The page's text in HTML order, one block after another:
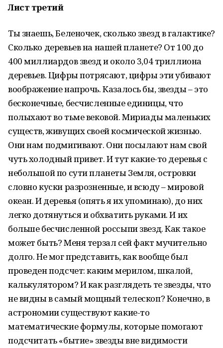
Лист третий
Ты знаешь, Беленочек, сколько звезд в галактике?
Сколько деревьев на нашей планете? От 100 до
400 миллиардов звезд и около 3,04 триллиона
деревьев. Цифры потрясают, цифры эти убивают
воображение напрочь. Казалось бы, звезды – это
бесконечные, бесчисленные единицы, что
полыхают во тьме вековой. Мириады маленьких
существ, живущих своей космической жизнью.
Они нам подмигивают. Они посылают нам свой
чуть холодный привет. И тут какие-то деревья с
небольшой по сути планеты Земля, островки
словно куски разрозненные, и всюду – мировой
океан. И деревья (опять я их упоминаю), до них
легко дотянуться и обхватить руками. И их
больше бесчисленной россыпи звезд. Как такое
может быть? Меня терзал сей факт мучительно
долго. Не мог представить, как вообще был
проведен подсчет: каким мерилом, шкалой,
калькулятором? И как разглядеть те звезды, что
не видны в самый мощный телескоп? Конечно, в
астрономии существуют какие-то
математические формулы, которые помогают
подсчитать «бытие» звезды вне видимости